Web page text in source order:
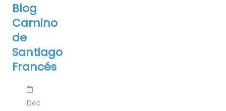
Blog
Camino
de
Santiago
Francés
Dec